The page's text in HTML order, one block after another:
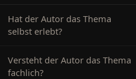
Hat der Autor das Thema
selbst erlebt?
Versteht der Autor das Thema
fachlich?